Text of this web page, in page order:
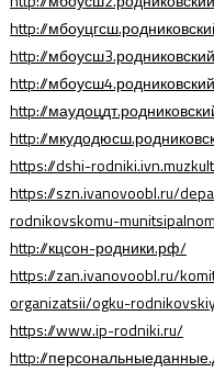
http://
http://
http://
http://
http://
https://dshi-
https://szn.ivanovoobl.ru/
rodnikovskomu-
http://кцсон-родники.рф/
https://zan.ivanovoobl.ru/
organizatsii/ogku-
https://www.ip-rodniki.ru/
http://